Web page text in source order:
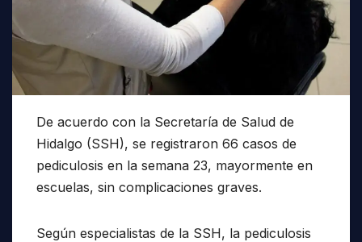
De acuerdo con la Secretaría de Salud de
Hidalgo (SSH), se registraron 66 casos de
pediculosis en la semana 23, mayormente en
escuelas, sin complicaciones graves.
Según especialistas de la SSH, la pediculosis